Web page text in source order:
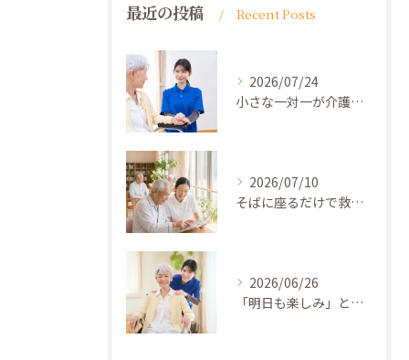
最近の投稿 Recent Posts
2026/07/24
小さな一対一が介護を変える ─ 「ひとりの人間」として向き合う力
2026/07/10
そばに座るだけで救われる ─ 「放っておかれない安心」を届ける介護
2026/06/26
「明日も楽しみ」と思える介護 ─ケアプランの先にあるゴール